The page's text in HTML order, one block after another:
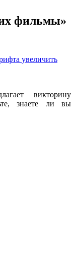
фильмы»
увеличить
викторину
знаете ли вы